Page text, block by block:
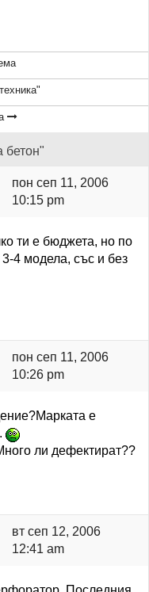
бетон"
пон сеп 11, 2006
10:15 pm
ти е бюджета, но по
4 модела, със и без
пон сеп 11, 2006
10:26 pm
е
ли дефектират??
вт сеп 12, 2006
12:41 am